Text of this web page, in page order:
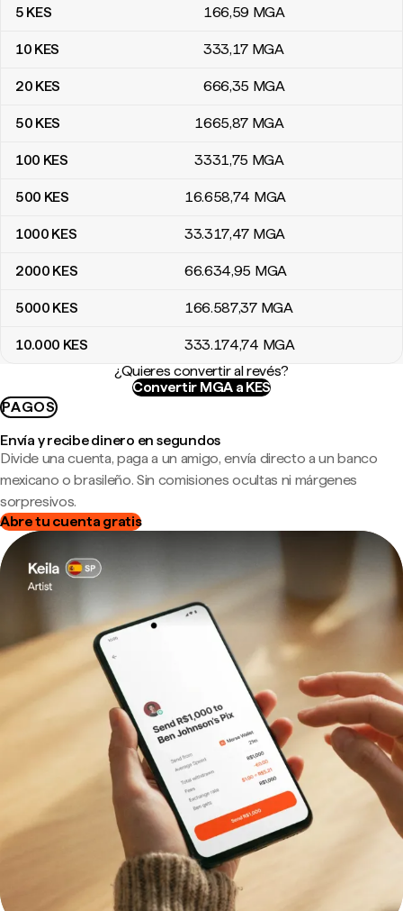
5 KES 166,59 MGA
10 KES 333,17 MGA
20 KES 666,35 MGA
50 KES 1665,87 MGA
100 KES 3331,75 MGA
500 KES 16.658,74 MGA
1000 KES 33.317,47 MGA
2000 KES 66.634,95 MGA
5000 KES 166.587,37 MGA
10.000 KES 333.174,74 MGA
¿Quieres convertir al revés?
Convertir MGA a KES
PAGOS
Envía y recibe dinero en segundos
Divide una cuenta, paga a un amigo, envía directo a un banco
mexicano o brasileño. Sin comisiones ocultas ni márgenes
sorpresivos.
Abre tu cuenta gratis